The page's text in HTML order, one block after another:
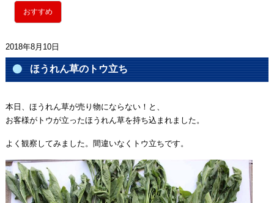
おすすめ
2018年8月10日
ほうれん草のトウ立ち
本日、ほうれん草が売り物にならない！と、
お客様がトウが立ったほうれん草を持ち込まれました。
よく観察してみました。間違いなくトウ立ちです。